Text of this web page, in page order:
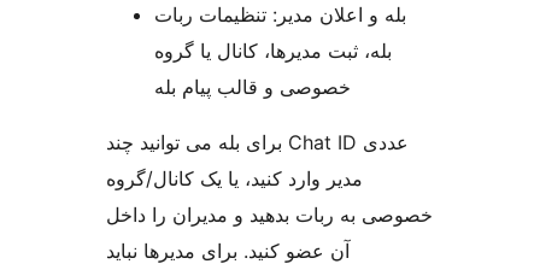
بله و اعلان مدیر: تنظیمات ربات
بله، ثبت مدیرها، کانال یا گروه
خصوصی و قالب پیام بله
برای بله می توانید چند Chat ID عددی
مدیر وارد کنید، یا یک کانال/گروه
خصوصی به ربات بدهید و مدیران را داخل
آن عضو کنید. برای مدیرها نباید